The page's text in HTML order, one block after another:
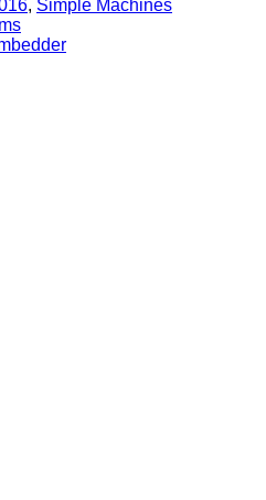
, Simple Machines